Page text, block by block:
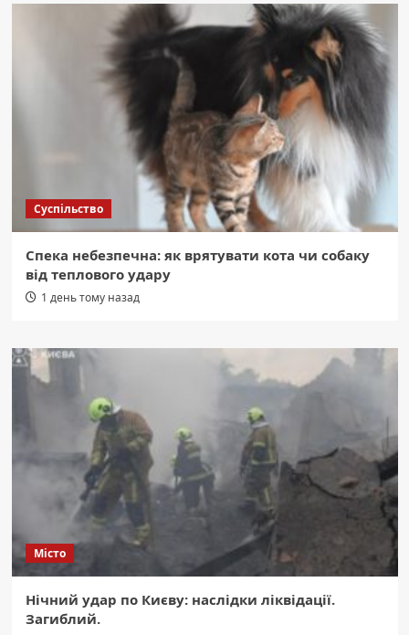
Суспільство
Спека небезпечна: як врятувати кота чи собаку
від теплового удару
1 день тому назад
Місто
Нічний удар по Києву: наслідки ліквідації.
Загиблий.